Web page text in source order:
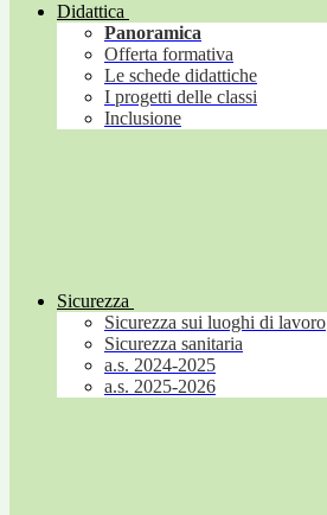
Didattica
Panoramica
Offerta formativa
Le schede didattiche
I progetti delle classi
Inclusione
Sicurezza
Sicurezza sui luoghi di lavoro
Sicurezza sanitaria
a.s. 2024-2025
a.s. 2025-2026